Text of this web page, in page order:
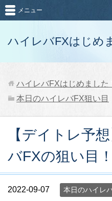
ハイレバFXはじめ
メニュー
ハイレバFXはじめました
本日のハイレバFX狙い目
【デイトレ予
バFXの狙い目！
2022-09-07 本日のハイレ